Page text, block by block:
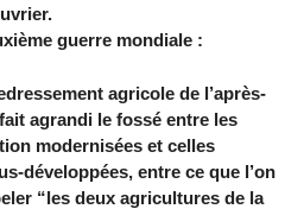
guerre mondiale :
agricole de l’après-
agrandi le fossé entre les
modernisées et celles
développées, entre ce que l’on
“les deux agricultures de la